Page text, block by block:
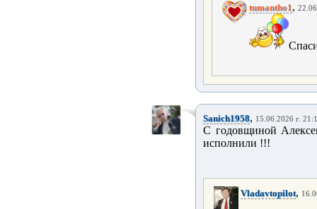
tumantho1,
Sanich1958, 15.06.2026 г.
С годовщиной
исполнили !!!
Vladavtopilot,